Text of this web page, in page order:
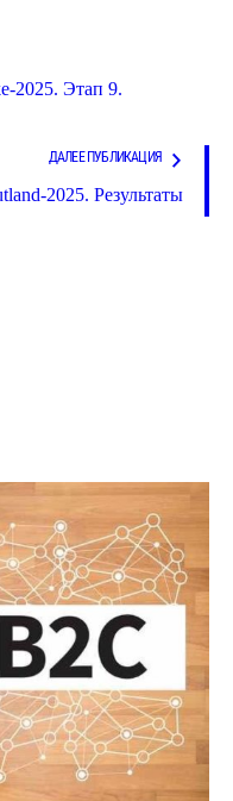
2025. Этап 9.
ДАЛЕЕ ПУБЛИКАЦИЯ
2025. Результаты